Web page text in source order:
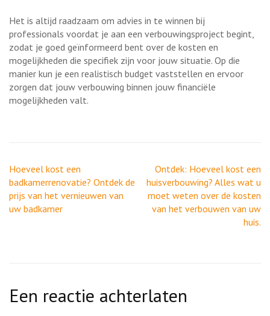
Het is altijd raadzaam om advies in te winnen bij
professionals voordat je aan een verbouwingsproject begint,
zodat je goed geïnformeerd bent over de kosten en
mogelijkheden die specifiek zijn voor jouw situatie. Op die
manier kun je een realistisch budget vaststellen en ervoor
zorgen dat jouw verbouwing binnen jouw financiële
mogelijkheden valt.
Berichtnavigatie
Hoeveel kost een
badkamerrenovatie? Ontdek de
prijs van het vernieuwen van
uw badkamer
Ontdek: Hoeveel kost een
huisverbouwing? Alles wat u
moet weten over de kosten
van het verbouwen van uw
huis.
Een reactie achterlaten